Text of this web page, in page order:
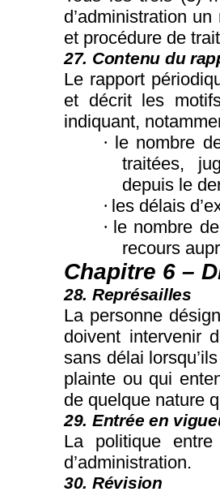
d’administration
et procédure de
27. Contenu du
Le rapport
et décrit les
indiquant,
· le nombre
traitées,
depuis le
· les délais
· le nombre
recours
Chapitre 6 –
28. Représailles
La personne
doivent intervenir
sans délai
plainte ou qui
de quelque nature
29. Entrée en
La politique
d’administration.
30. Révision